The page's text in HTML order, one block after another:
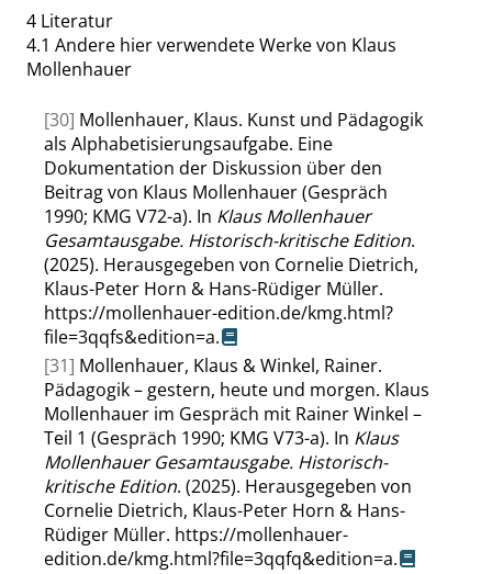
4 Literatur
4.1 Andere hier verwendete Werke von Klaus
Mollenhauer
[30] Mollenhauer, Klaus. Kunst und Pädagogik
als Alphabetisierungsaufgabe. Eine
Dokumentation der Diskussion über den
Beitrag von Klaus Mollenhauer (Gespräch
1990; KMG V72-a). In Klaus Mollenhauer
Gesamtausgabe. Historisch-kritische Edition.
(2025). Herausgegeben von Cornelie Dietrich,
Klaus-Peter Horn & Hans-Rüdiger Müller.
https://mollenhauer-edition.de/kmg.html?
file=3qqfs&edition=a.
[31] Mollenhauer, Klaus & Winkel, Rainer.
Pädagogik – gestern, heute und morgen. Klaus
Mollenhauer im Gespräch mit Rainer Winkel –
Teil 1 (Gespräch 1990; KMG V73-a). In Klaus
Mollenhauer Gesamtausgabe. Historisch-
kritische Edition. (2025). Herausgegeben von
Cornelie Dietrich, Klaus-Peter Horn & Hans-
Rüdiger Müller. https://mollenhauer-
edition.de/kmg.html?file=3qqfq&edition=a.